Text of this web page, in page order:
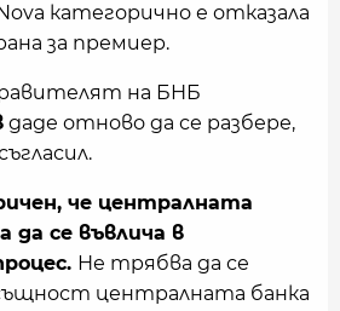
категорично е отказала
за премиер.
на БНБ
даде отново да се разбере,
че централната
да се въвлича в
Не трябва да се
централната банка